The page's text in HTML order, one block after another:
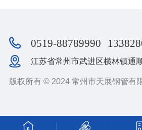
0519-88789990
江苏省常州市武进区横林镇通
版权所有 © 2024 常州市天展钢管有